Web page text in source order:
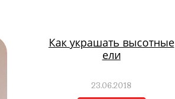
Как украшать высотные
ели
23.06.2018